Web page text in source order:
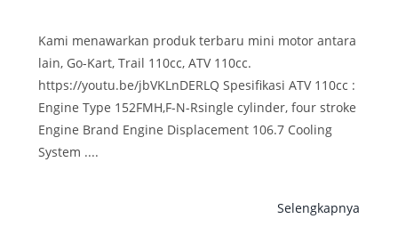
Kami menawarkan produk terbaru mini motor antara
lain, Go-Kart, Trail 110cc, ATV 110cc.
https://youtu.be/jbVKLnDERLQ Spesifikasi ATV 110cc :
Engine Type 152FMH,F-N-Rsingle cylinder, four stroke
Engine Brand Engine Displacement 106.7 Cooling
System ....
Selengkapnya